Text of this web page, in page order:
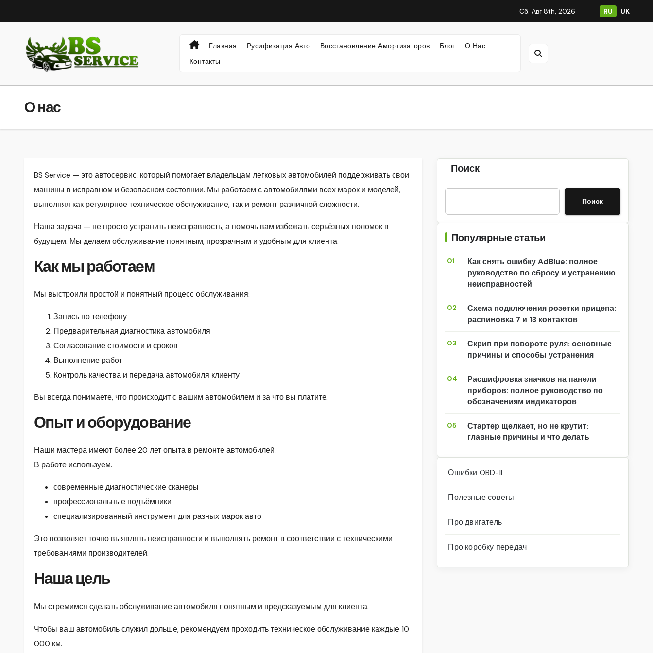
к
содержанию
Сб. Авг 8th, 2026 RU UK
Главная Русификация Авто Восстановление Амортизаторов Блог
О Нас
Контакты
О нас
BS Service — это автосервис, который помогает владельцам легковых автомобилей поддерживать свои
машины в исправном и безопасном состоянии. Мы работаем с автомобилями всех марок и моделей,
выполняя как регулярное техническое обслуживание, так и ремонт различной сложности.
Наша задача — не просто устранить неисправность, а помочь вам избежать серьёзных поломок в
будущем. Мы делаем обслуживание понятным, прозрачным и удобным для клиента.
Как мы работаем
Мы выстроили простой и понятный процесс обслуживания:
Запись по телефону
Предварительная диагностика автомобиля
Согласование стоимости и сроков
Выполнение работ
Контроль качества и передача автомобиля клиенту
Вы всегда понимаете, что происходит с вашим автомобилем и за что вы платите.
Опыт и оборудование
Наши мастера имеют более 20 лет опыта в ремонте автомобилей.
В работе используем:
современные диагностические сканеры
профессиональные подъёмники
специализированный инструмент для разных марок авто
Это позволяет точно выявлять неисправности и выполнять ремонт в соответствии с техническими
требованиями производителей.
Наша цель
Мы стремимся сделать обслуживание автомобиля понятным и предсказуемым для клиента.
Чтобы ваш автомобиль служил дольше, рекомендуем проходить техническое обслуживание каждые 10
000 км.
Поиск
Поиск
Популярные статьи
01
Как снять ошибку AdBlue: полное
руководство по сбросу и устранению
неисправностей
02
Схема подключения розетки прицепа:
распиновка 7 и 13 контактов
03
Скрип при повороте руля: основные
причины и способы устранения
04
Расшифровка значков на панели
приборов: полное руководство по
обозначениям индикаторов
05
Стартер щелкает, но не крутит:
главные причины и что делать
Ошибки OBD-II
Полезные советы
Про двигатель
Про коробку передач